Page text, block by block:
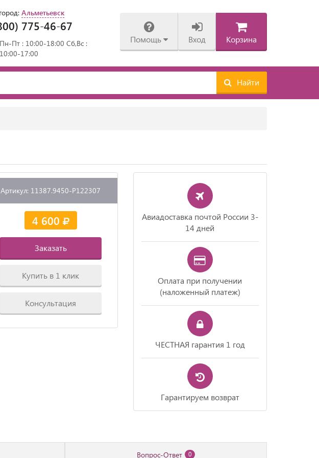
Альметьевск
775-46-67
Пн-Пт : 10:00-18:00 Сб,Вс :
10:00-17:00
Помощь Вход Корзина
Найти
Артикул: 11387.9450-P122307
4 600
Заказать
Купить в 1 клик
Консультация
Авиадоставка почтой России 3-
14 дней
Оплата при получении
(наложенный платеж)
ЧЕСТНАЯ гарантия 1 год
Гарантируем возврат
Вопрос-Ответ 0